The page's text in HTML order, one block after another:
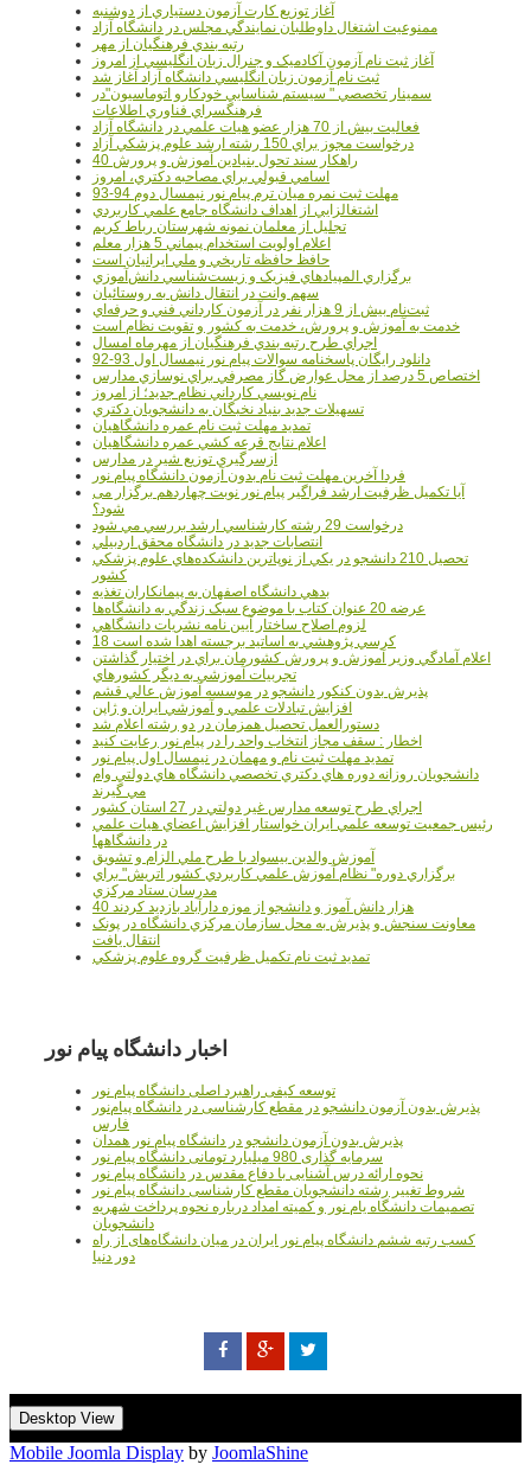
آغاز توزيع کارت آزمون دستياري از دوشنبه
ممنوعيت اشتغال داوطلبان نمايندگي مجلس در دانشگاه آزاد
رتبه بندي فرهنگيان از مهر
آغاز ثبت نام آزمون آکادميک و جنرال زبان انگليسي از امروز
ثبت نام آزمون زبان انگليسي دانشگاه آزاد آغاز شد
سمينار تخصصي " سيستم شناسايي خودکارو اتوماسيون"در
فرهنگسراي فناوري اطلاعات
فعاليت بيش از 70 هزار عضو هيات علمي در دانشگاه آزاد
درخواست مجوز براي 150 رشته ارشد علوم پزشکي آزاد
40 راهکار سند تحول بنيادين آموزش و پرورش
اسامي قبولي براي مصاحبه دکتري، امروز
مهلت ثبت نمره میان ترم پیام نور نیمسال دوم 94-93
اشتغالزايي از اهداف دانشگاه جامع علمي کاربردي
تجليل از معلمان نمونه شهرستان رباط کريم
اعلام اولويت استخدام پيماني 5 هزار معلم
حافظ حافظه تاريخي و ملي ايرانيان است
برگزاري المپيادهاي فيزيک و زيست‌شناسي دانش‌آموزي
سهم وانت در انتقال دانش به روستائيان
ثبت‌نام بيش از 9 هزار نفر در آزمون کارداني فني و حرفه‌اي
خدمت به آموزش و پرورش، خدمت به کشور و تقويت نظام است
اجراي طرح رتبه بندي فرهنگيان از مهرماه امسال
دانلود رایگان پاسخنامه سوالات پیام نور نیمسال اول 93-92
اختصاص 5 درصد از محل عوارض گاز مصرفي براي نوسازي مدارس
نام نويسي کارداني نظام جديد؛ از امروز
تسهيلات جديد بنياد نخبگان به دانشجويان دکتري
تمديد مهلت ثبت نام عمره دانشگاهيان
اعلام نتايج قرعه کشي عمره دانشگاهيان
ازسرگيري توزيع شير در مدارس
فردا آخرین مهلت ثبت نام بدون آزمون دانشگاه پیام نور
آیا تکمیل ظرفیت ارشد فراگیر پیام نور نوبت چهاردهم برگزار می
شود؟
درخواست 29 رشته کارشناسي ارشد بررسي مي شود
انتصابات جديد در دانشگاه محقق اردبيلي
تحصيل 210 دانشجو در يکي از نوپاترين دانشکده‌هاي علوم پزشکي
کشور
بدهي دانشگاه اصفهان به پيمانکاران تغذيه
عرضه 20 عنوان کتاب با موضوع سبک زندگي به دانشگاه‌ها
لزوم اصلاح ساختار آيين نامه نشريات دانشگاهي
18 کرسي پژوهشي به اساتيد برجسته اهدا شده است
اعلام آمادگي وزير آموزش و پرورش کشورمان براي در اختيار گذاشتن
تجربيات آموزشي به ديگر کشورهاي
پذيرش بدون کنکور دانشجو در موسسه آموزش عالي قشم
افزايش تبادلات علمي و آموزشي ايران و ژاپن
دستورالعمل تحصیل همزمان در دو رشته اعلام شد
اخطار : سقف مجاز انتخاب واحد را در پیام نور رعایت کنید
تمدید مهلت ثبت نام و مهمان در نیمسال اول پیام نور
دانشجويان روزانه دوره هاي دكتري تخصصي دانشگاه هاي دولتي وام
مي گيرند
اجراي طرح توسعه مدارس غير دولتي در 27 استان کشور
رئيس جمعيت توسعه علمي ايران خواستار افزايش اعضاي هيات علمي
در دانشگاهها
آموزش والدين بيسواد با طرح ملي الزام و تشويق
برگزاري دوره" نظام آموزش علمي كاربردي كشور اتريش" براي
مدرسان ستاد مرکزي
40 هزار دانش آموز و دانشجو از موزه دارآباد بازديد کردند
معاونت سنجش و پذيرش به محل سازمان مرکزي دانشگاه در پونک
انتقال يافت
تمديد ثبت نام تکميل ظرفيت گروه علوم پزشکي
اخبار دانشگاه پیام نور
توسعه کیفی راهبرد اصلی دانشگاه پیام نور
پذیرش بدون آزمون دانشجو در مقطع کارشناسی در دانشگاه پیام‌نور
فارس
پذیرش بدون آزمون دانشجو در دانشگاه پیام نور همدان
سرمایه گذاری 980 میلیارد تومانی دانشگاه پیام نور
نحوه ارائه درس آشنایی با دفاع مقدس در دانشگاه پیام نور
شروط تغییر رشته دانشجویان مقطع کارشناسی دانشگاه پیام نور
تصمیمات دانشگاه یام نور و کمیته امداد درباره نحوه پرداخت شهریه
دانشجویان
کسب رتبه ششم دانشگاه پیام نور ایران در میان دانشگاه‌های از راه
دور دنیا
Desktop View
Mobile Joomla Display by JoomlaShine